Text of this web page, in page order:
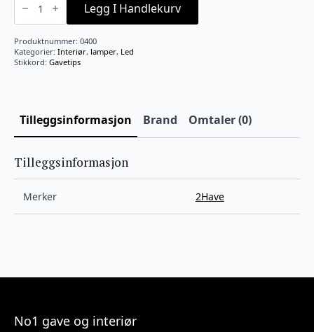
GRIP
21X13
CM
LED/USB
GOLD
BRUSH
antall
Legg I Handlekurv
Produktnummer: 0400
Kategorier: Interiør, lamper, Led
Stikkord: Gavetips
Tilleggsinformasjon Brand Omtaler (0)
Tilleggsinformasjon
Merker 2Have
No1 gave og interiør